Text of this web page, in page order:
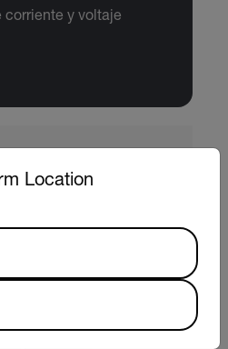
corriente y voltaje
Location
and language from the